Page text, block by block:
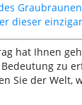
dieser
hat Ihnen
zu
Sie der Welt,